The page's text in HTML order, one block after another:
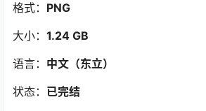
格式： PNG
大小： 1.24 GB
语言： 中文（东立）
状态： 已完结